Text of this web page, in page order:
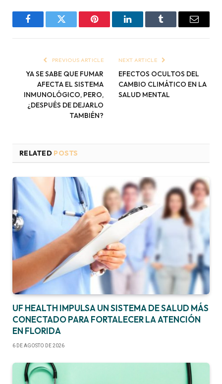
FacebookTwitter Pinterest LinkedInTumblr Email
PREVIOUS ARTICLE
YA SE SABE QUE FUMAR
AFECTA EL SISTEMA
INMUNOLÓGICO, PERO,
¿DESPUÉS DE DEJARLO
TAMBIÉN?
NEXT ARTICLE
EFECTOS OCULTOS DEL
CAMBIO CLIMÁTICO EN LA
SALUD MENTAL
RELATED POSTS
UF HEALTH IMPULSA UN SISTEMA DE SALUD MÁS
CONECTADO PARA FORTALECER LA ATENCIÓN
EN FLORIDA
6 DE AGOSTO DE 2026